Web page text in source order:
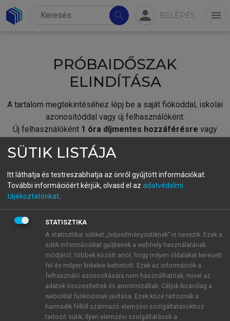
search person BELÉPÉS menu
PRÓBAIDŐSZAK
ELINDÍTÁSA
A tartalom megtekintéséhez lépj be a saját fiókoddal, iskolai
azonosítóddal vagy új felhasználóként.
Új felhasználóként 1 óra díjmentes hozzáférésre vagy
fiókoddal,vagy hozz létre új fiókot.
A regisztráció után apróbaidőszakautomatikusan
BELÉPÉS SAJÁT FIÓKKAL
ÚJ FIÓK LÉTREHOZÁSA
1 óra díjmentes hozzáférés
E-MAIL-CÍM
SÜTIK LISTÁJA
Itt láthatja és testreszabhatja az önről gyűjtött információkat.
További információért kérjük, olvasd el az adatvédelmi
tájékoztatónkat
STATISZTIKA
A statisztikai sütiket „teljesítménysütiknek” is nevezik. Ezek a
sütik információkat gyűjtenek a webhely használatának
módjáról, többek között arról, hogy milyen oldalakat keresett
fel és milyen linkekre kattintott. Ezek az információk a
felhasználó azonosítására nem használhatóak, mivel az
adatok összesítettek és anonimizáltak. Céljuk kizárólag a
weboldal funkcióinak javítása. Ezek közé tartoznak a
harmadik féltől származó elemzési szolgáltatásokhoz
tartozó sütik; ilyen elemzési szolgáltatások a